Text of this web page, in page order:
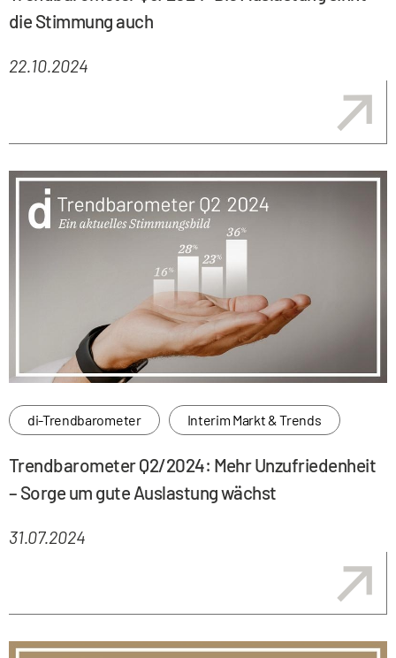
die Stimmung auch
22.10.2024
di-Trendbarometer Interim Markt & Trends
Trendbarometer Q2/2024: Mehr Unzufriedenheit
– Sorge um gute Auslastung wächst
31.07.2024